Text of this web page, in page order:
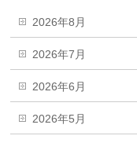
2026年8月
2026年7月
2026年6月
2026年5月